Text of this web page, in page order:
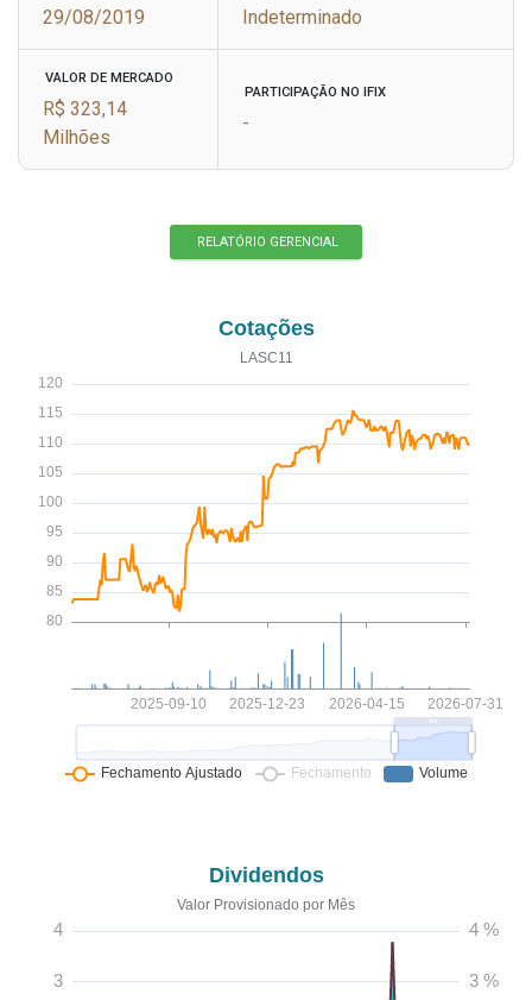
29/08/2019 Indeterminado
VALOR DE MERCADO
R$ 323,14
Milhões
PARTICIPAÇÃO NO IFIX
-
RELATÓRIO GERENCIAL